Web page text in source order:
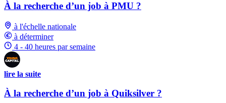
À la recherche d’un job à PMU ?
à l'échelle nationale
à déterminer
4 - 40 heures par semaine
lire la suite
À la recherche d’un job à Quiksilver ?